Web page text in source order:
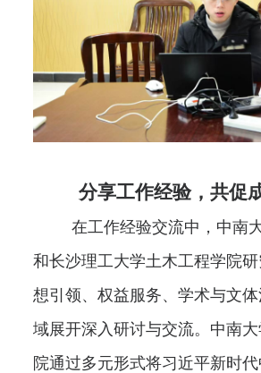
分享工作经验，共促
在工作经验交流中，中南
和长沙理工大学土木工程学院
想引领、权益服务、学术与文
域展开深入研讨与交流。中南
院通过多元形式将习近平新时